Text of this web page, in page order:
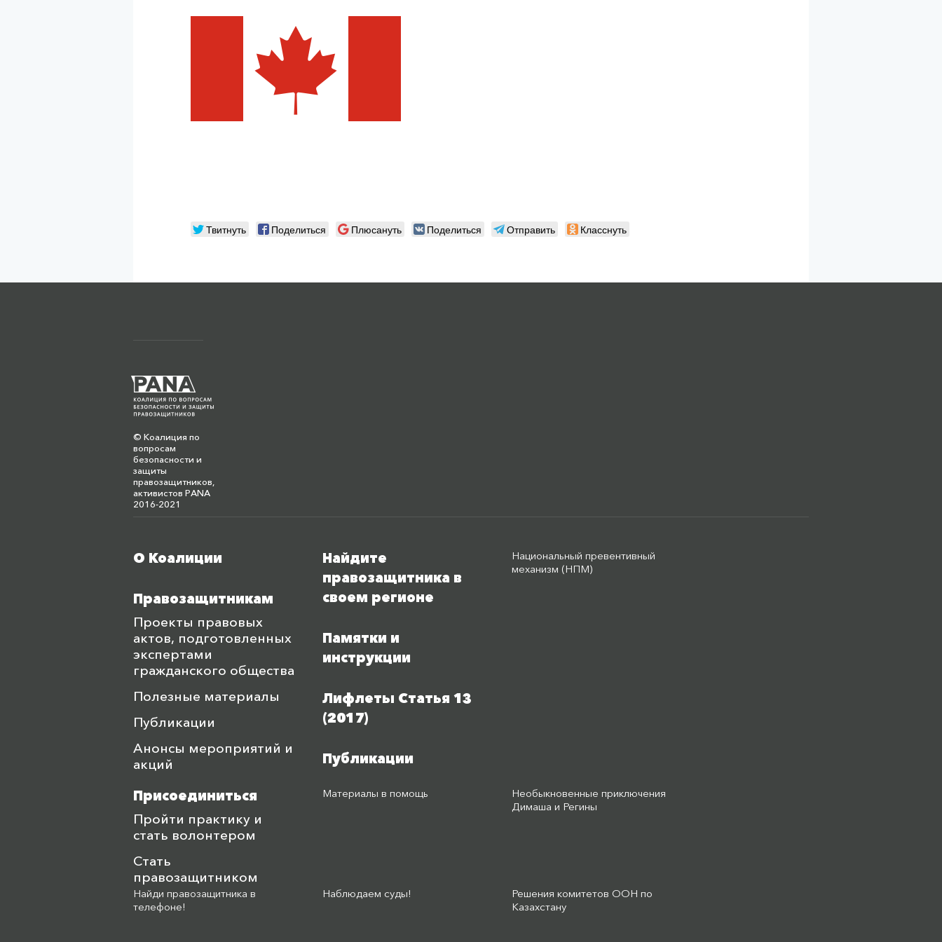
Твитнуть Поделиться Плюсануть Поделиться Отправить Класснуть
© Коалиция по
вопросам
безопасности и
защиты
правозащитников,
активистов PANA
2016-2021
Меню футера
О Коалиции
Правозащитникам
Проекты правовых
актов, подготовленных
экспертами
гражданского общества
Полезные материалы
Публикации
Анонсы мероприятий и
акций
Найдите
правозащитника в
своем регионе
Памятки и
инструкции
Лифлеты Статья 13
(2017)
Публикации
Национальный превентивный
механизм (НПМ)
Присоединиться
Пройти практику и
стать волонтером
Стать
правозащитником
Материалы в помощь
Необыкновенные приключения
Димаша и Регины
Найди правозащитника в
телефоне!
Наблюдаем суды!
Решения комитетов ООН по
Казахстану